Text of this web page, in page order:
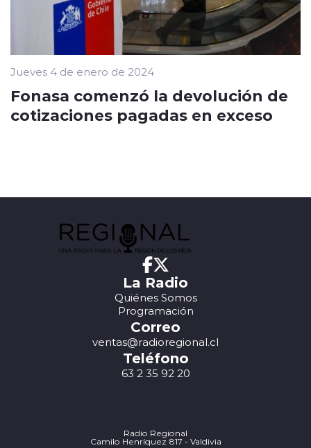
Jueves 4 de enero de 2024
Fonasa comenzó la devolución de
cotizaciones pagadas en exceso
La Radio
Quiénes Somos
Programación
Correo
ventas@radioregional.cl
Teléfono
63 2 35 92 20
Radio Regional
Camilo Henríquez 817 - Valdivia